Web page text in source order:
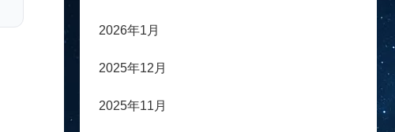
2026年1月
2025年12月
2025年11月